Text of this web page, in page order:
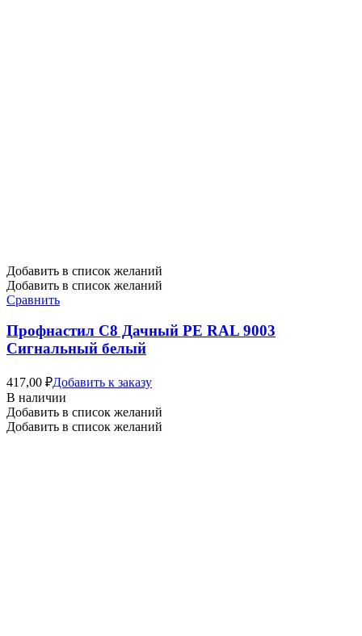
Добавить в список желаний
Добавить в список желаний
Сравнить
Профнастил C8 Дачный PE RAL 9003
Сигнальный белый
417,00 ₽Добавить к заказу
В наличии
Добавить в список желаний
Добавить в список желаний